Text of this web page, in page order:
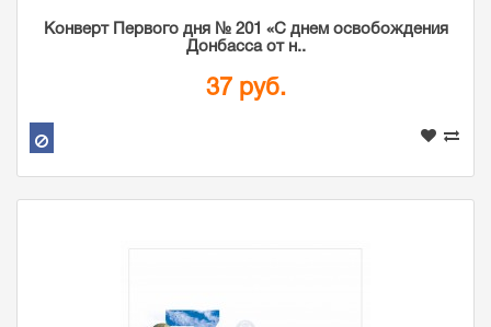
Конверт Первого дня № 201 «С днем освобождения
Донбасса от н..
37 руб.